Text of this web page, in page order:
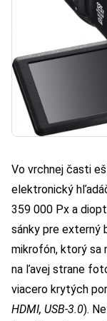
Vo vrchnej časti
elektronický
359 000 Px a
sánky pre externý
mikrofón, ktorý sa
na ľavej strane
viacero krytých
HDMI, USB-3.0).